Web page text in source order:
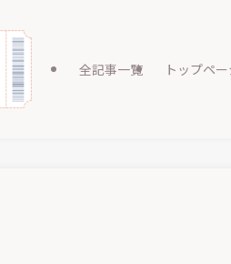
全記事一覧 トップペ